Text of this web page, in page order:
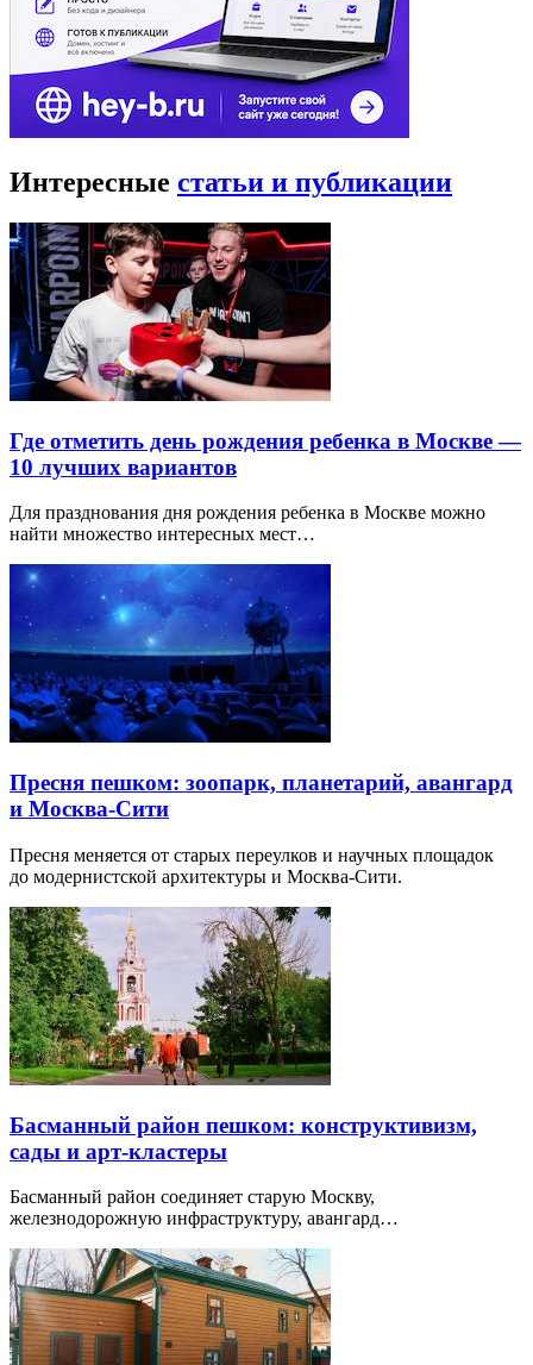
Интересные статьи и публикации
Где отметить день рождения ребенка в Москве —
10 лучших вариантов
Для празднования дня рождения ребенка в Москве можно
найти множество интересных мест…
Пресня пешком: зоопарк, планетарий, авангард
и Москва-Сити
Пресня меняется от старых переулков и научных площадок
до модернистской архитектуры и Москва-Сити.
Басманный район пешком: конструктивизм,
сады и арт-кластеры
Басманный район соединяет старую Москву,
железнодорожную инфраструктуру, авангард…